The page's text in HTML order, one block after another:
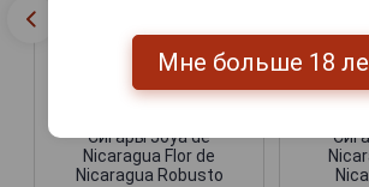
Сигары Joya de
Nicaragua Flor de
Nicaragua Robusto
Мне больше 18